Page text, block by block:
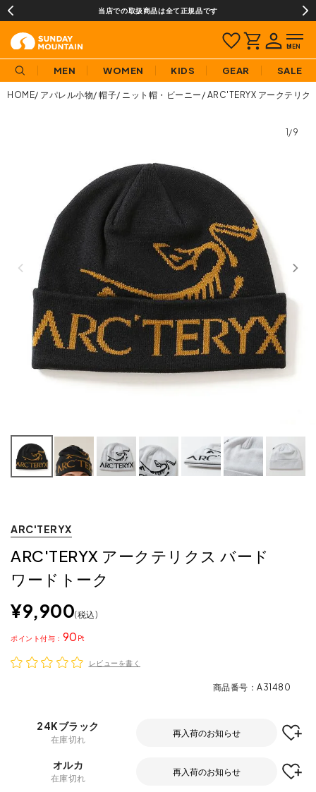
当店での取扱商品は全て正規品です
MEN WOMEN KIDS GEAR SALE
HOME アパレル小物 帽子 ニット帽・ビーニー ARC'TERYX アークテリク
1/9
ARC'TERYX
ARC'TERYX アークテリクス バード
ワードトーク
¥9,900 税込
90
ポイント
レビューを書く
商品番号 A31480
24Kブラック
在庫切れ
再入荷のお知らせ
オルカ
在庫切れ
再入荷のお知らせ